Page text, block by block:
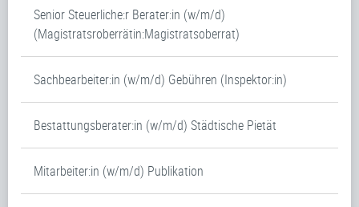
Senior Steuerliche:r Berater:in (w/m/d)
(Magistratsroberrätin:Magistratsoberrat)
Sachbearbeiter:in (w/m/d) Gebühren (Inspektor:in)
Bestattungsberater:in (w/m/d) Städtische Pietät
Mitarbeiter:in (w/m/d) Publikation